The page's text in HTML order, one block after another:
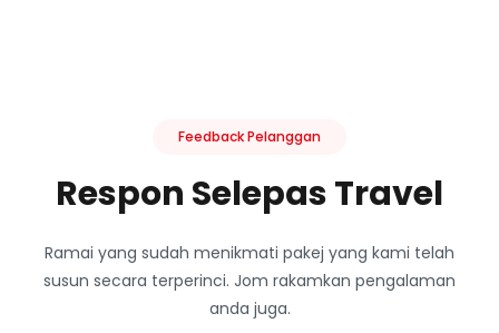
Feedback Pelanggan
Respon Selepas Travel
Ramai yang sudah menikmati pakej yang kami telah
susun secara terperinci. Jom rakamkan pengalaman
anda juga.